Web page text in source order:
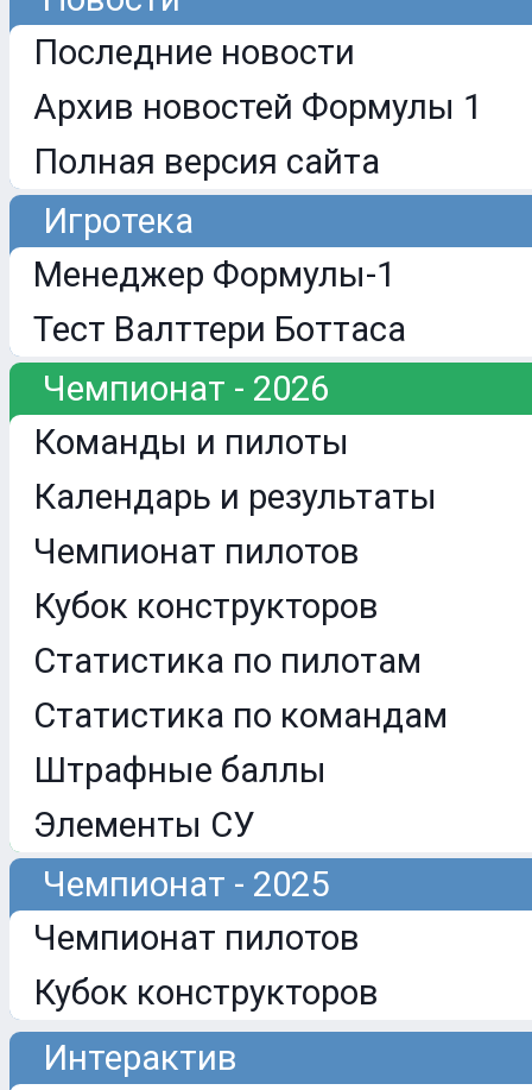
Последние новости
Архив новостей Формулы 1
Полная версия сайта
Игротека
Менеджер Формулы-1
Тест Валттери Боттаса
Чемпионат - 2026
Команды и пилоты
Календарь и результаты
Чемпионат пилотов
Кубок конструкторов
Статистика по пилотам
Статистика по командам
Штрафные баллы
Элементы СУ
Чемпионат - 2025
Чемпионат пилотов
Кубок конструкторов
Интерактив